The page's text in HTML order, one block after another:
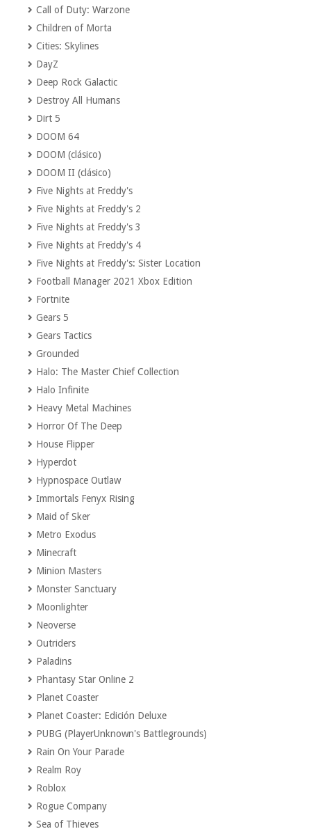
Call of Duty: Warzone
Children of Morta
Cities: Skylines
DayZ
Deep Rock Galactic
Destroy All Humans
Dirt 5
DOOM 64
DOOM (clásico)
DOOM II (clásico)
Five Nights at Freddy's
Five Nights at Freddy's 2
Five Nights at Freddy's 3
Five Nights at Freddy's 4
Five Nights at Freddy's: Sister Location
Football Manager 2021 Xbox Edition
Fortnite
Gears 5
Gears Tactics
Grounded
Halo: The Master Chief Collection
Halo Infinite
Heavy Metal Machines
Horror Of The Deep
House Flipper
Hyperdot
Hypnospace Outlaw
Immortals Fenyx Rising
Maid of Sker
Metro Exodus
Minecraft
Minion Masters
Monster Sanctuary
Moonlighter
Neoverse
Outriders
Paladins
Phantasy Star Online 2
Planet Coaster
Planet Coaster: Edición Deluxe
PUBG (PlayerUnknown's Battlegrounds)
Rain On Your Parade
Realm Roy
Roblox
Rogue Company
Sea of Thieves